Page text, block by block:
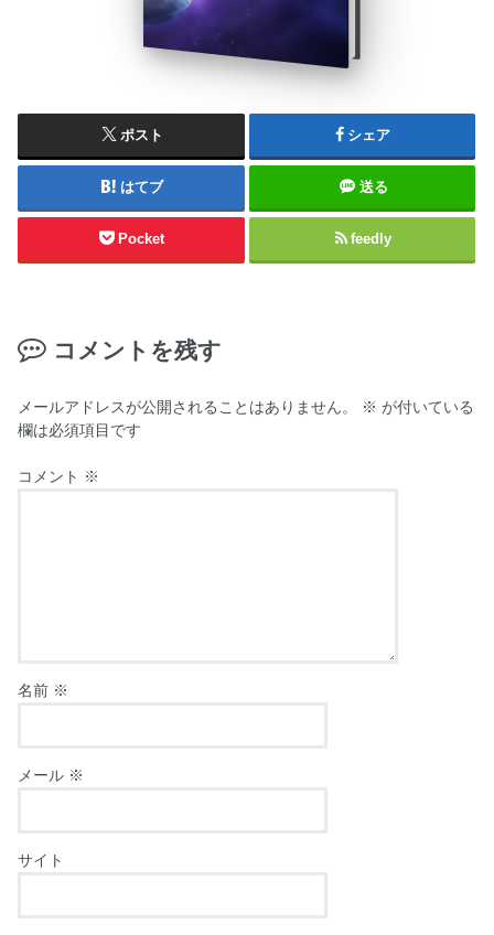
ポスト シェア
はてブ 送る
Pocket feedly
コメントを残す
メールアドレスが公開されることはありません。 ※ が付いている
欄は必須項目です
コメント ※
名前 ※
メール ※
サイト